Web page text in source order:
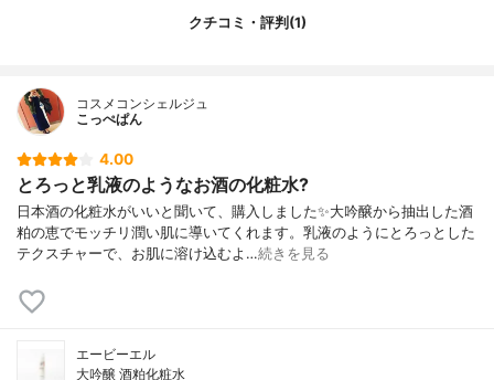
キス、マルトース、カプロイルプロリンN
グリセリル-10、ラウリン酸グリセリル、カ
ノキシエタノール
クチコミ・評判(1)
コスメコンシェルジュ
こっぺぱん
4.00
とろっと乳液のようなお酒の化粧水?
日本酒の化粧水がいいと聞いて、購入しました✨大吟醸から抽出した酒
粕の恵でモッチリ潤い肌に導いてくれます。乳液のようにとろっとした
テクスチャーで、お肌に溶け込むよ…続きを見る
エービーエル
大吟醸 酒粕化粧水